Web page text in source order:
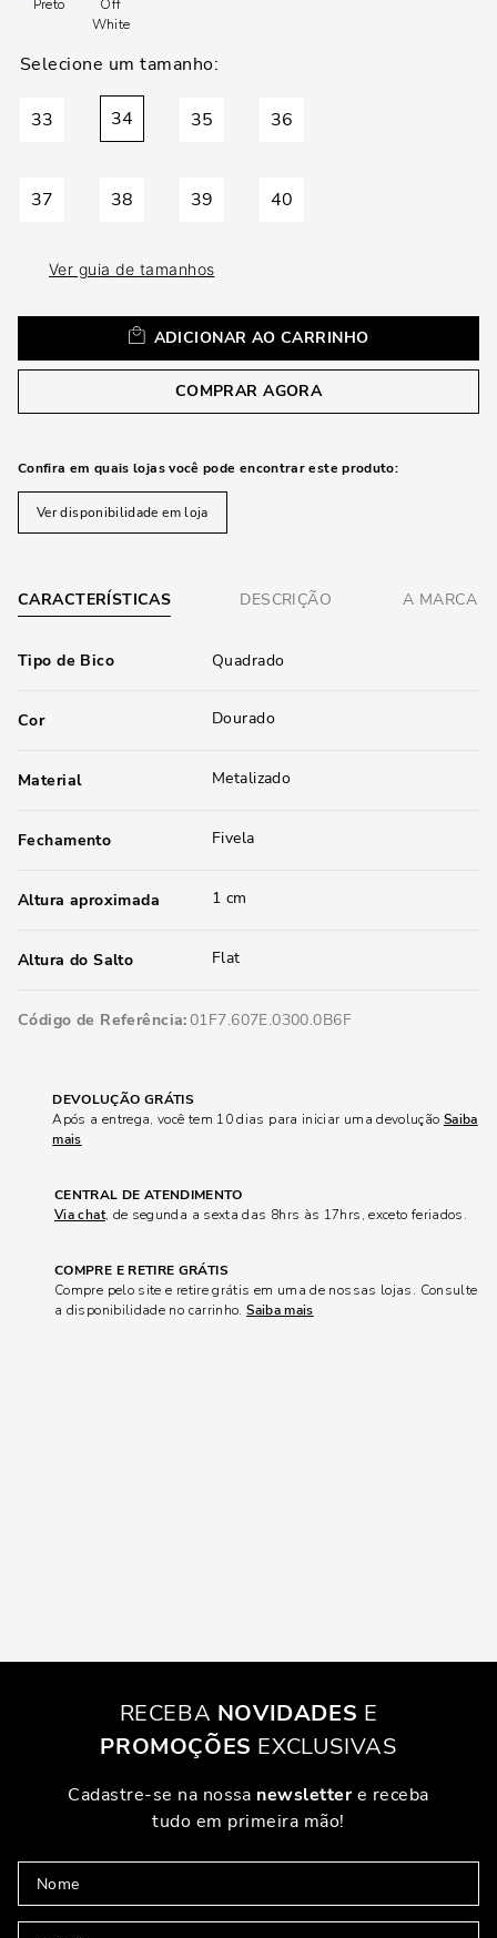
Preto
Off
White
33 34 35 36
37 38 39 40
Ver guia de tamanhos
ADICIONAR AO CARRINHO
COMPRAR AGORA
Confira em quais lojas você pode encontrar este produto:
Ver disponibilidade em loja
CARACTERÍSTICAS DESCRIÇÃO A MARCA
Tipo de Bico Quadrado
Cor Dourado
Material Metalizado
Fechamento Fivela
Altura aproximada 1 cm
Altura do Salto Flat
Código de Referência 01F7.607E.0300.0B6F
DEVOLUÇÃO GRÁTIS
Após a entrega, você tem 10 dias para iniciar uma devolução Saiba
mais
CENTRAL DE ATENDIMENTO
Via chat, de segunda a sexta das 8hrs às 17hrs, exceto feriados.
COMPRE E RETIRE GRÁTIS
Compre pelo site e retire grátis em uma de nossas lojas. Consulte
a disponibilidade no carrinho.Saiba mais
RECEBA NOVIDADES E
PROMOÇÕES EXCLUSIVAS
Cadastre-se na nossa newslettere receba
tudo em primeira mão!